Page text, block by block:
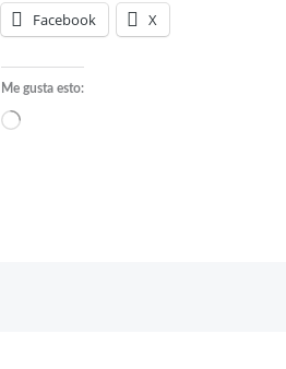
Facebook X
Me gusta esto:
Cargando...